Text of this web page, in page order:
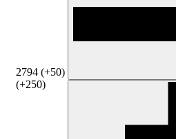
2794 (+50)
(+250)